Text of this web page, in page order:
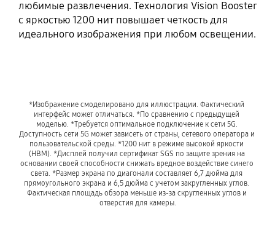
любимые развлечения. Технология Vision Booster
с яркостью 1200 нит повышает четкость для
идеального изображения при любом освещении.
*Изображение смоделировано для иллюстрации. Фактический
интерфейс может отличаться. *По сравнению с предыдущей
моделью. *Требуется оптимальное подключение к сети 5G.
Доступность сети 5G может зависеть от страны, сетевого оператора и
пользовательской среды. *1200 нит в режиме высокой яркости
(HBM). *Дисплей получил сертификат SGS по защите зрения на
основании своей способности снижать вредное воздействие синего
света. *Размер экрана по диагонали составляет 6,7 дюйма для
прямоугольного экрана и 6,5 дюйма с учетом закругленных углов.
Фактическая площадь обзора меньше из-за скругленных углов и
отверстия для камеры.